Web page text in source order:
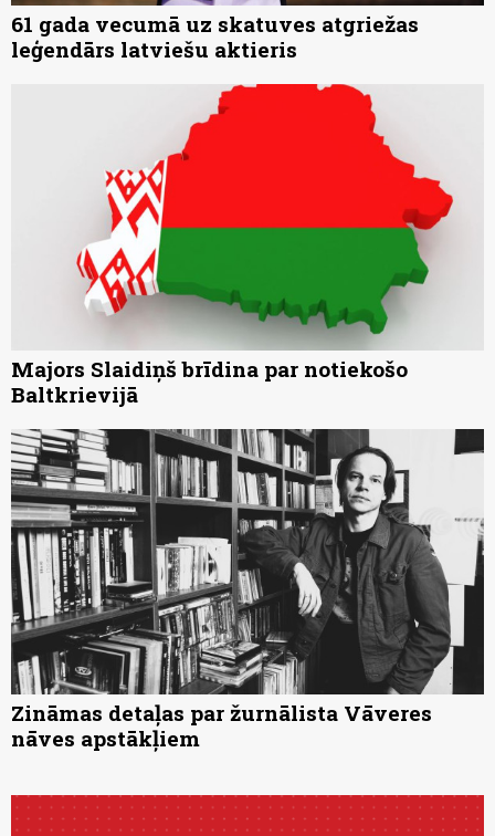
61 gada vecumā uz skatuves atgriežas
leģendārs latviešu aktieris
Majors Slaidiņš brīdina par notiekošo
Baltkrievijā
Zināmas detaļas par žurnālista Vāveres
nāves apstākļiem